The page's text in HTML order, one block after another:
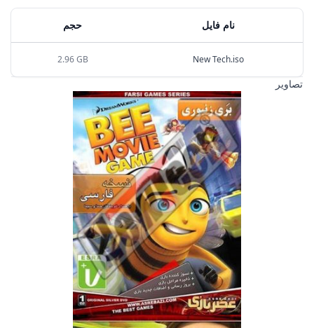
نام فایل حجم
New Tech.iso
2.96 GB
تصاویر